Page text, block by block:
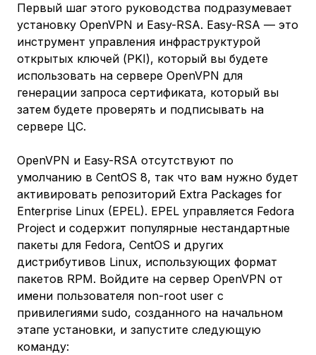
Первый шаг этого руководства подразумевает
установку OpenVPN и Easy-RSA. Easy-RSA — это
инструмент управления инфраструктурой
открытых ключей (PKI), который вы будете
использовать на сервере OpenVPN для
генерации запроса сертификата, который вы
затем будете проверять и подписывать на
сервере ЦС.
OpenVPN и Easy-RSA отсутствуют по
умолчанию в CentOS 8, так что вам нужно будет
активировать репозиторий Extra Packages for
Enterprise Linux (EPEL). EPEL управляется Fedora
Project и содержит популярные нестандартные
пакеты для Fedora, CentOS и других
дистрибутивов Linux, использующих формат
пакетов RPM. Войдите на сервер OpenVPN от
имени пользователя non-root user с
привилегиями sudo, созданного на начальном
этапе установки, и запустите следующую
команду: